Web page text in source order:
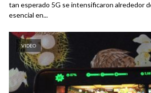
tan esperado 5G se intensificaron alrededor
esencial en...
VIDEO